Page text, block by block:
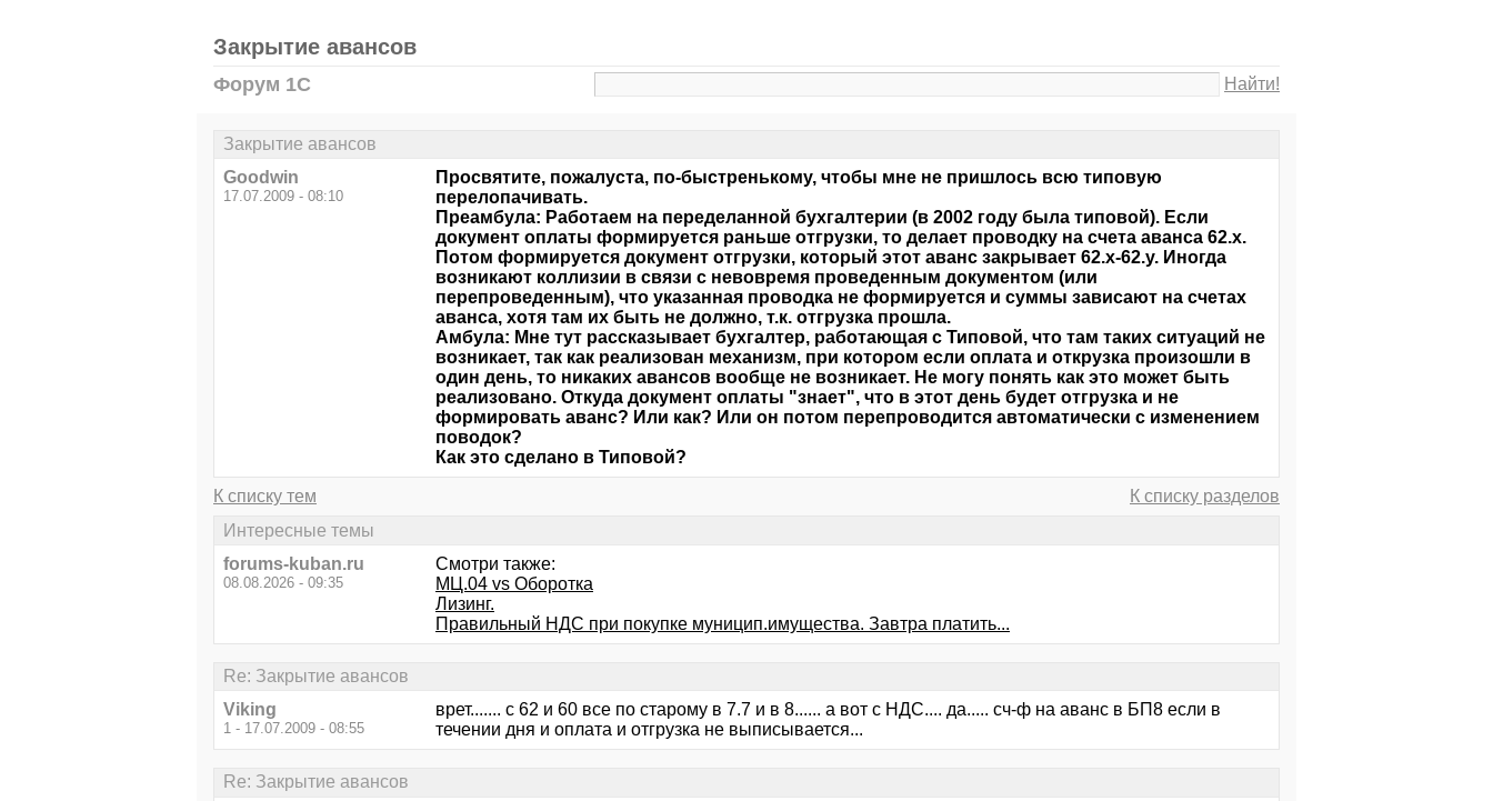
Закрытие авансов
Форум 1С Найти!
Закрытие авансов
Goodwin
17.07.2009 - 08:10
Просвятите, пожалуста, по-быстренькому, чтобы мне не пришлось всю типовую
перелопачивать.
Преамбула: Работаем на переделанной бухгалтерии (в 2002 году была типовой). Если
документ оплаты формируется раньше отгрузки, то делает проводку на счета аванса 62.х.
Потом формируется документ отгрузки, который этот аванс закрывает 62.х-62.y. Иногда
возникают коллизии в связи с невовремя проведенным документом (или
перепроведенным), что указанная проводка не формируется и суммы зависают на счетах
аванса, хотя там их быть не должно, т.к. отгрузка прошла.
Амбула: Мне тут рассказывает бухгалтер, работающая с Типовой, что там таких ситуаций не
возникает, так как реализован механизм, при котором если оплата и открузка произошли в
один день, то никаких авансов вообще не возникает. Не могу понять как это может быть
реализовано. Откуда документ оплаты "знает", что в этот день будет отгрузка и не
формировать аванс? Или как? Или он потом перепроводится автоматически с изменением
поводок?
Как это сделано в Типовой?
К списку тем
К списку разделов
Интересные темы
forums-kuban.ru
08.08.2026 - 09:35
Смотри также:
МЦ.04 vs Оборотка
Лизинг.
Правильный НДС при покупке муницип.имущества. Завтра платить...
Re: Закрытие авансов
Viking
1 - 17.07.2009 - 08:55
врет....... с 62 и 60 все по старому в 7.7 и в 8...... а вот с НДС.... да..... сч-ф на аванс в БП8 если в
течении дня и оплата и отгрузка не выписывается...
Re: Закрытие авансов